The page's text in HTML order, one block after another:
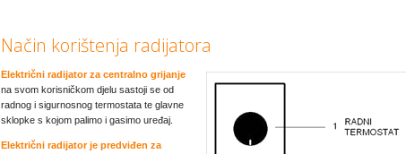
Način korištenja radijatora
Električni radijator za centralno grijanje
na svom korisničkom djelu sastoji se od
radnog i sigurnosnog termostata te glavne
sklopke s kojom palimo i gasimo uređaj.
Električni radijator je predviđen za